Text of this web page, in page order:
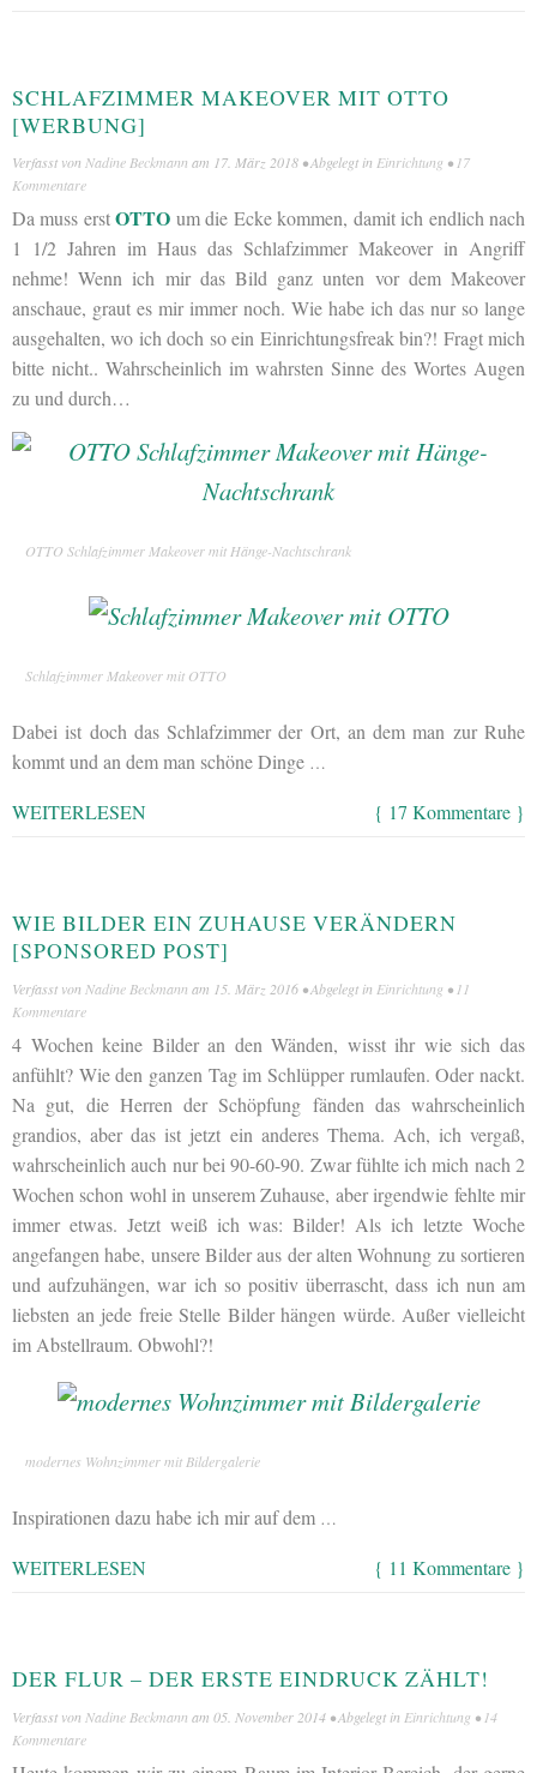
SCHLAFZIMMER MAKEOVER MIT OTTO
[WERBUNG]
Verfasst von Nadine Beckmann am 17. März 2018 • Abgelegt in Einrichtung •17
Kommentare
Da muss erstOTTO um die Ecke kommen, damit ich endlich nach
1 1/2 Jahren im Haus das Schlafzimmer Makeover in Angriff
nehme! Wenn ich mir das Bild ganz unten vor dem Makeover
anschaue, graut es mir immer noch. Wie habe ich das nur so lange
ausgehalten, wo ich doch so ein Einrichtungsfreak bin?! Fragt mich
bitte nicht.. Wahrscheinlich im wahrsten Sinne des Wortes Augen
zu und durch…
OTTO Schlafzimmer Makeover mit Hänge-Nachtschrank
Schlafzimmer Makeover mit OTTO
Dabei ist doch das Schlafzimmer der Ort, an dem man zur Ruhe
kommt und an dem man schöne Dinge …
WEITERLESEN { 17 Kommentare }
WIE BILDER EIN ZUHAUSE VERÄNDERN
[SPONSORED POST]
Verfasst von Nadine Beckmann am 15. März 2016 • Abgelegt in Einrichtung • 11
Kommentare
4 Wochen keine Bilder an den Wänden, wisst ihr wie sich das
anfühlt? Wie den ganzen Tag im Schlüpper rumlaufen. Oder nackt.
Na gut, die Herren der Schöpfung fänden das wahrscheinlich
grandios, aber das ist jetzt ein anderes Thema. Ach, ich vergaß,
wahrscheinlich auch nur bei 90-60-90. Zwar fühlte ich mich nach 2
Wochen schon wohl in unserem Zuhause, aber irgendwie fehlte mir
immer etwas. Jetzt weiß ich was: Bilder! Als ich letzte Woche
angefangen habe, unsere Bilder aus der alten Wohnung zu sortieren
und aufzuhängen, war ich so positiv überrascht, dass ich nun am
liebsten an jede freie Stelle Bilder hängen würde. Außer vielleicht
im Abstellraum. Obwohl?!
modernes Wohnzimmer mit Bildergalerie
Inspirationen dazu habe ich mir auf dem …
WEITERLESEN { 11 Kommentare }
DER FLUR – DER ERSTE EINDRUCK ZÄHLT!
Verfasst von Nadine Beckmann am 05. November 2014 • Abgelegt in Einrichtung • 14
Kommentare